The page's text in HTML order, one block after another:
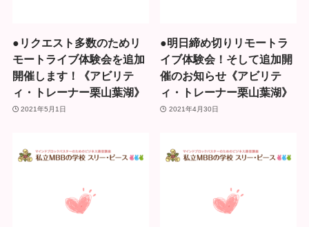
●リクエスト多数のためリ
モートライブ体験会を追加
開催します！《アビリテ
ィ・トレーナー栗山葉湖》
2021年5月1日
●明日締め切りリモートラ
イブ体験会！そして追加開
催のお知らせ《アビリテ
ィ・トレーナー栗山葉湖》
2021年4月30日